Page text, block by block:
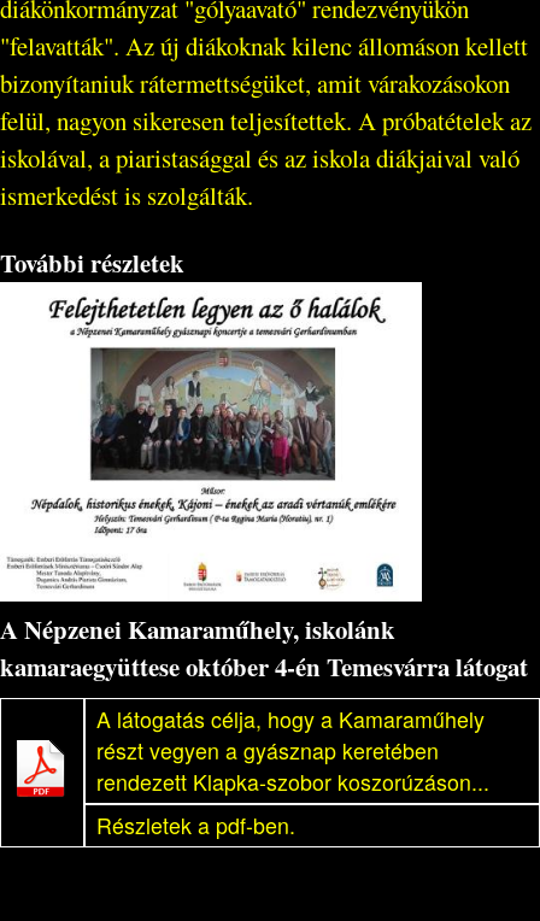
diákönkormányzat "gólyaavató" rendezvényükön
"felavatták". Az új diákoknak kilenc állomáson kellett
bizonyítaniuk rátermettségüket, amit várakozásokon
felül, nagyon sikeresen teljesítettek. A próbatételek az
iskolával, a piaristasággal és az iskola diákjaival való
ismerkedést is szolgálták.
További részletek
A Népzenei Kamaraműhely, iskolánk
kamaraegyüttese október 4-én Temesvárra látogat
A látogatás célja, hogy a Kamaraműhely
részt vegyen a gyásznap keretében
rendezett Klapka-szobor koszorúzáson...
Részletek a pdf-ben.